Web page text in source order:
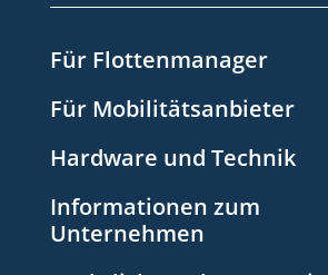
Für Flottenmanager
Für Mobilitätsanbieter
Hardware und Technik
Informationen zum
Unternehmen